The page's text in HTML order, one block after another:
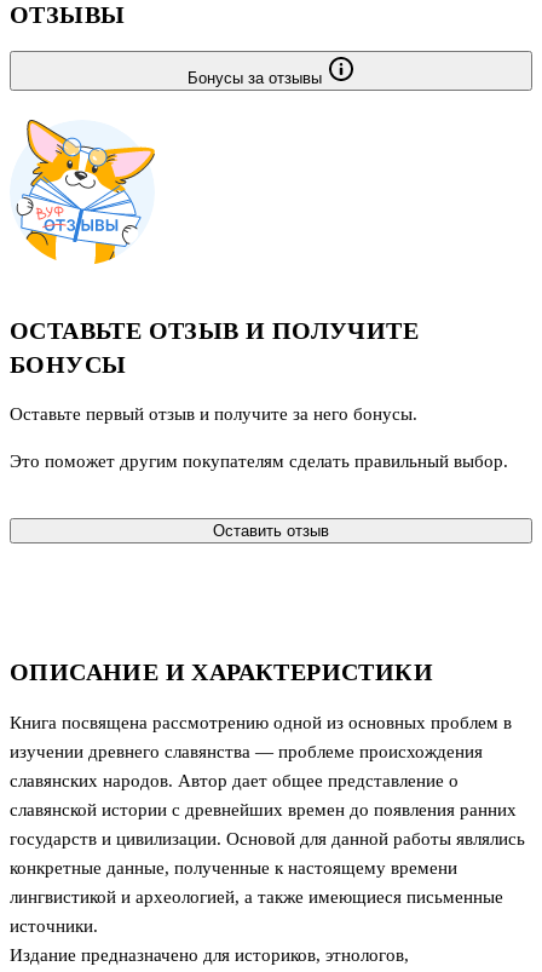
ОПИСАНИЕ И ХАРАКТЕРИСТИКИ
Книга посвящена рассмотрению одной из основных проблем в
изучении древнего славянства — проблеме происхождения
славянских народов. Автор дает общее представление о
славянской истории с древнейших времен до появления ранних
государств и цивилизации. Основой для данной работы являлись
конкретные данные, полученные к настоящему времени
лингвистикой и археологией, а также имеющиеся письменные
источники.
Издание предназначено для историков, этнологов,
ОТЗЫВЫ
Бонусы за отзывы
ОСТАВЬТЕ ОТЗЫВ И ПОЛУЧИТЕ
БОНУСЫ
Оставьте первый отзыв и получите за него бонусы.
Это поможет другим покупателям сделать правильный выбор.
Оставить отзыв